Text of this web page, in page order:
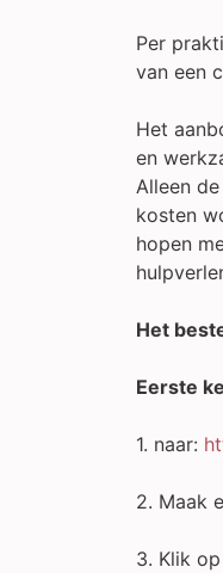
Per
van een
Het
en
Alleen
kosten
hopen
Het
Eerste
1. naar:
2. Maak
3. Klik